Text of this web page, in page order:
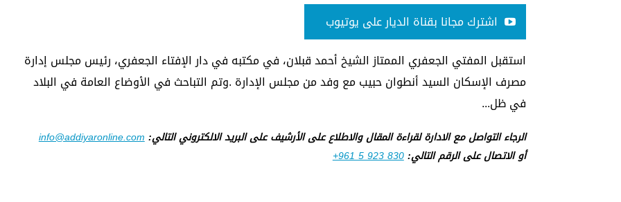
اشترك مجانا بقناة الديار على يوتيوب
استقبل المفتي الجعفري الممتاز الشيخ أحمد قبلان، في مكتبه في دار الإفتاء الجعفري، رئيس مجلس إدارة
مصرف الإسكان السيد أنطوان حبيب مع وفد من مجلس الإدارة .وتم التباحث في الأوضاع العامة في البلاد
في ظل...
الرجاء التواصل مع الادارة لقراءة المقال والاطلاع على الأرشيف على البريد الالكتروني التالي:info@addiyaronline.com
أو الاتصال على الرقم التالي:+961 5 923 830